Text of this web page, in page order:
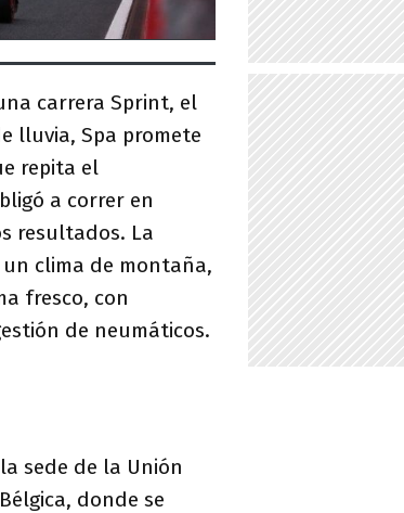
carrera Sprint, el
lluvia, Spa promete
repita el
a correr en
resultados. La
clima de montaña,
fresco, con
de neumáticos.
sede de la Unión
donde se